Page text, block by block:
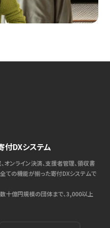
付DXシステム
オンライン決済、支援者管理、領収書
ての機能が揃った寄付DXシステムで
十億円規模の団体まで、3,000以上